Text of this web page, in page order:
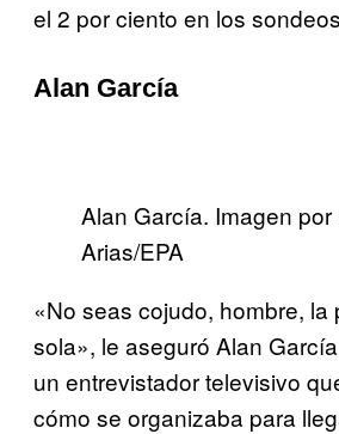
el 2 por ciento en los
Alan García
Alan García. Imagen por
Arias/EPA
«No seas cojudo, hombre, la
sola», le aseguró Alan
un entrevistador televisivo
cómo se organizaba para